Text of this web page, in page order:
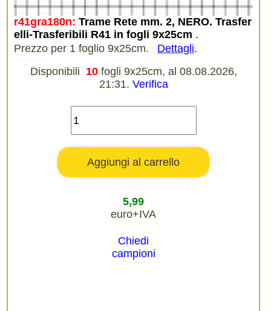
r41gra180n: Trame Rete mm. 2, NERO. Trasfer
elli-Trasferibili R41 in fogli 9x25cm .
Prezzo per 1 foglio 9x25cm.
Dettagli.
Disponibili 10 fogli 9x25cm, al 08.08.2026,
21:31. Verifica
5,99
euro+IVA
Chiedi
campioni